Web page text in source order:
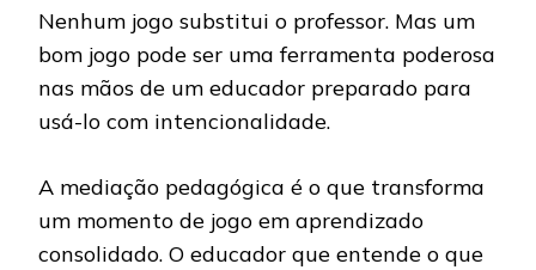
Nenhum jogo substitui o professor. Mas um
bom jogo pode ser uma ferramenta poderosa
nas mãos de um educador preparado para
usá-lo com intencionalidade.
A mediação pedagógica é o que transforma
um momento de jogo em aprendizado
consolidado. O educador que entende o que